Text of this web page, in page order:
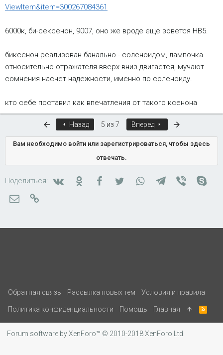
ViewItem&item=300267084361
6000к, би-сексенон, 9007, оно же вроде еще зовется HB5.
биксенон реализован банально - соленоидом, лампочка
относительно отражателя вверх-вниз двигается, мучают
сомнения насчет надежности, именно по соленоиду.
кто себе поставил как впечатления от такого ксенона
ПервыйНазад 5 из 7 Вперед
Вам необходимо войти или зарегистрироваться, чтобы здесь
отвечать.
Поделиться: ВконтактеОдноклассники
FacebookTwitterWhatsAppTelegram
Viber
Электронная почта
Обратная связь Рассылка новых тем Условия и правила
Политика конфиденциальности Помощь Главная
R
S
Forum software by XenForo™ © 2010-2018 XenForo Ltd.